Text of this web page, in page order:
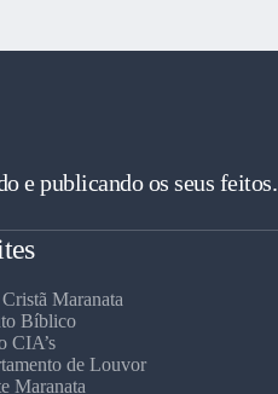
e publicando os seus feitos.
Maranata
Bíblico
CIA’s
de Louvor
Maranata